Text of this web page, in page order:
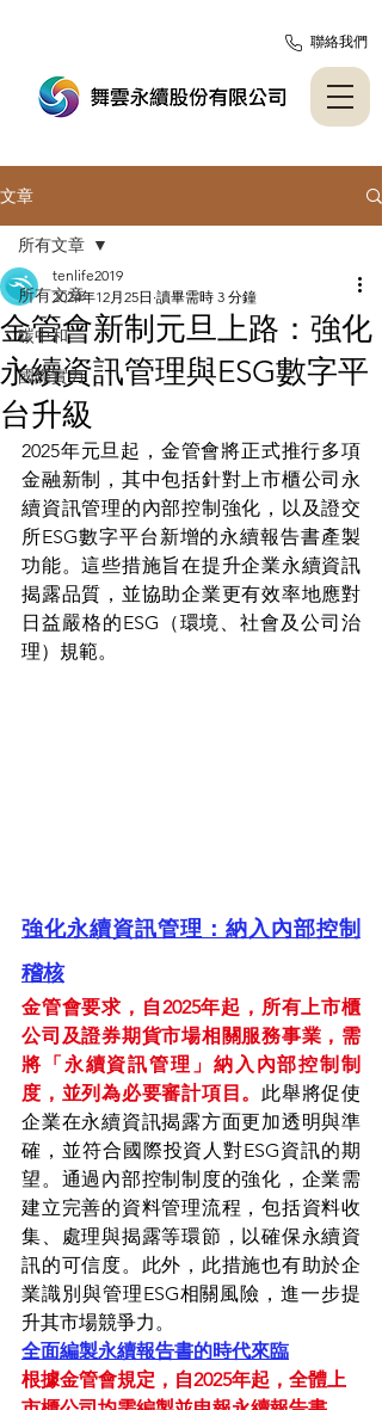
聯絡我們
文章
所有文章
碳中和
國際實力
所有文章
金管會新制元旦上路：強化
永續資訊管理與ESG數字平
台升級
tenlife2019
2024年12月25日 讀畢需時 3 分鐘
2025年元旦起，金管會將正式推行多項
金融新制，其中包括針對上市櫃公司永
續資訊管理的內部控制強化，以及證交
所ESG數字平台新增的永續報告書產製
功能。這些措施旨在提升企業永續資訊
揭露品質，並協助企業更有效率地應對
日益嚴格的ESG（環境、社會及公司治
理）規範。
強化永續資訊管理：納入內部控制
稽核
金管會要求，自2025年起，所有上市櫃
公司及證券期貨市場相關服務事業，需
將「永續資訊管理」納入內部控制制
度，並列為必要審計項目。 此舉將促使
企業在永續資訊揭露方面更加透明與準
確，並符合國際投資人對ESG資訊的期
望。通過內部控制制度的強化，企業需
建立完善的資料管理流程，包括資料收
集、處理與揭露等環節，以確保永續資
訊的可信度。此外，此措施也有助於企
業識別與管理ESG相關風險，進一步提
升其市場競爭力。
全面編製永續報告書的時代來臨
根據金管會規定，自2025年起，全體上